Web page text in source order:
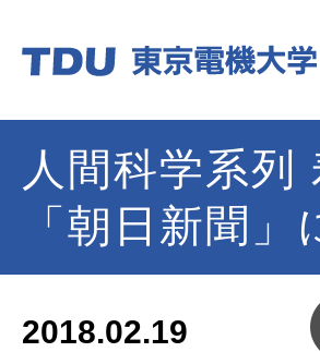
人間科学系列
「朝日新聞」
2018.02.19